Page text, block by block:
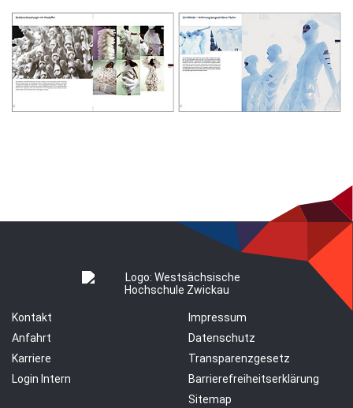
Kontakt
Anfahrt
Karriere
Login Intern
Impressum
Datenschutz
Transparenzgesetz
Barrierefreiheitserklärung
Sitemap